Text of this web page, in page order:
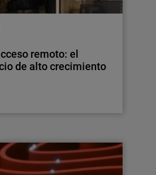
remoto: el
de alto crecimiento